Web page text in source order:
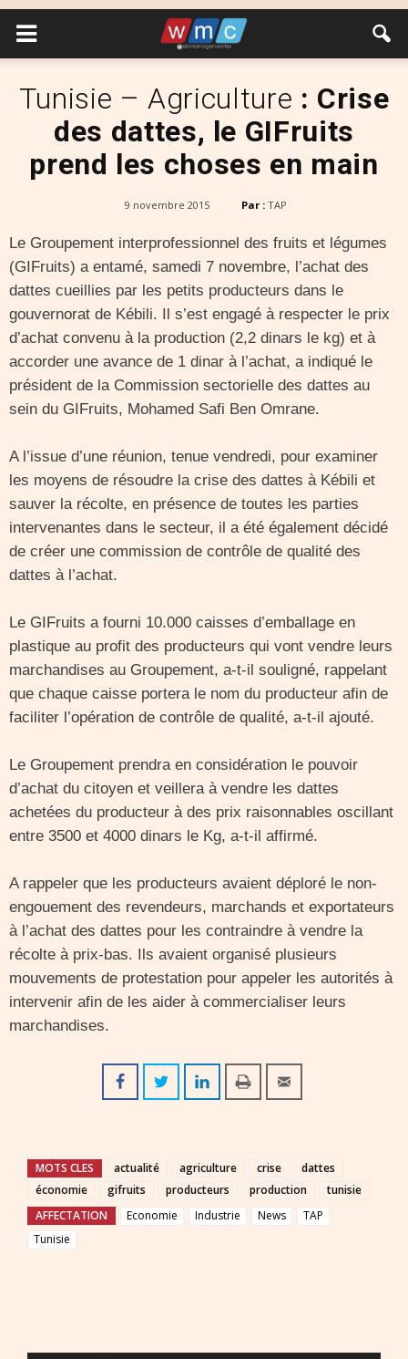
Tunisie – Agriculture : Crise
des dattes, le GIFruits
prend les choses en main
9 novembre 2015 Par : TAP
Le Groupement interprofessionnel des fruits et légumes
(GIFruits) a entamé, samedi 7 novembre, l’achat des
dattes cueillies par les petits producteurs dans le
gouvernorat de Kébili. Il s’est engagé à respecter le prix
d’achat convenu à la production (2,2 dinars le kg) et à
accorder une avance de 1 dinar à l’achat, a indiqué le
président de la Commission sectorielle des dattes au
sein du GIFruits, Mohamed Safi Ben Omrane.
A l’issue d’une réunion, tenue vendredi, pour examiner
les moyens de résoudre la crise des dattes à Kébili et
sauver la récolte, en présence de toutes les parties
intervenantes dans le secteur, il a été également décidé
de créer une commission de contrôle de qualité des
dattes à l’achat.
Le GIFruits a fourni 10.000 caisses d’emballage en
plastique au profit des producteurs qui vont vendre leurs
marchandises au Groupement, a-t-il souligné, rappelant
que chaque caisse portera le nom du producteur afin de
faciliter l’opération de contrôle de qualité, a-t-il ajouté.
Le Groupement prendra en considération le pouvoir
d’achat du citoyen et veillera à vendre les dattes
achetées du producteur à des prix raisonnables oscillant
entre 3500 et 4000 dinars le Kg, a-t-il affirmé.
A rappeler que les producteurs avaient déploré le non-
engouement des revendeurs, marchands et exportateurs
à l’achat des dattes pour les contraindre à vendre la
récolte à prix-bas. Ils avaient organisé plusieurs
mouvements de protestation pour appeler les autorités à
intervenir afin de les aider à commercialiser leurs
marchandises.
MOTS CLES actualité agriculture crise
dattes
économie
gifruits producteurs production
tunisie
AFFECTATION
Economie Industrie News
TAP
Tunisie